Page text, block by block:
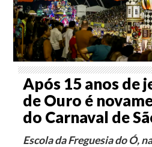
Após 15 anos de
de Ouro é
do Carnaval de
Escola da Freguesia do Ó,